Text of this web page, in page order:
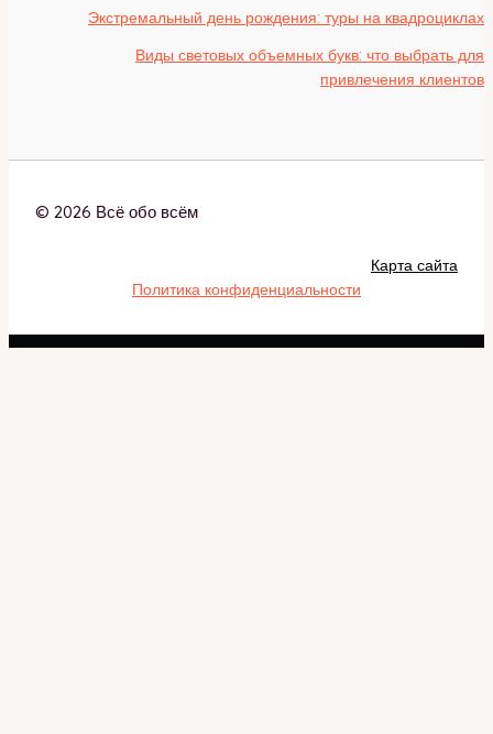
Экстремальный день рождения: туры на квадроциклах
Виды световых объемных букв: что выбрать для
привлечения клиентов
© 2026 Всё обо всём
Карта сайта
Политика конфиденциальности